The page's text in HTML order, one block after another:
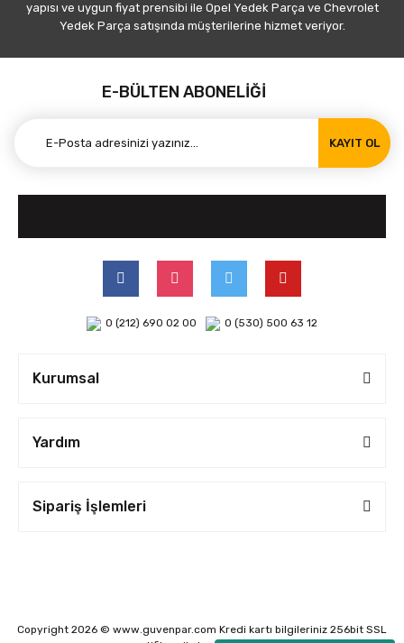
yapısı ve uygun fiyat prensibi ile Opel Yedek Parça ve Chevrolet
Yedek Parça satışında müşterilerine hizmet veriyor.
E-BÜLTEN ABONELİĞİ
KAYIT OL
0 (212) 690 02 00 0 (530) 500 63 12
Kurumsal
Yardım
Sipariş İşlemleri
Copyright 2026 © www.guvenpar.com Kredi kartı bilgileriniz 256bit SSL